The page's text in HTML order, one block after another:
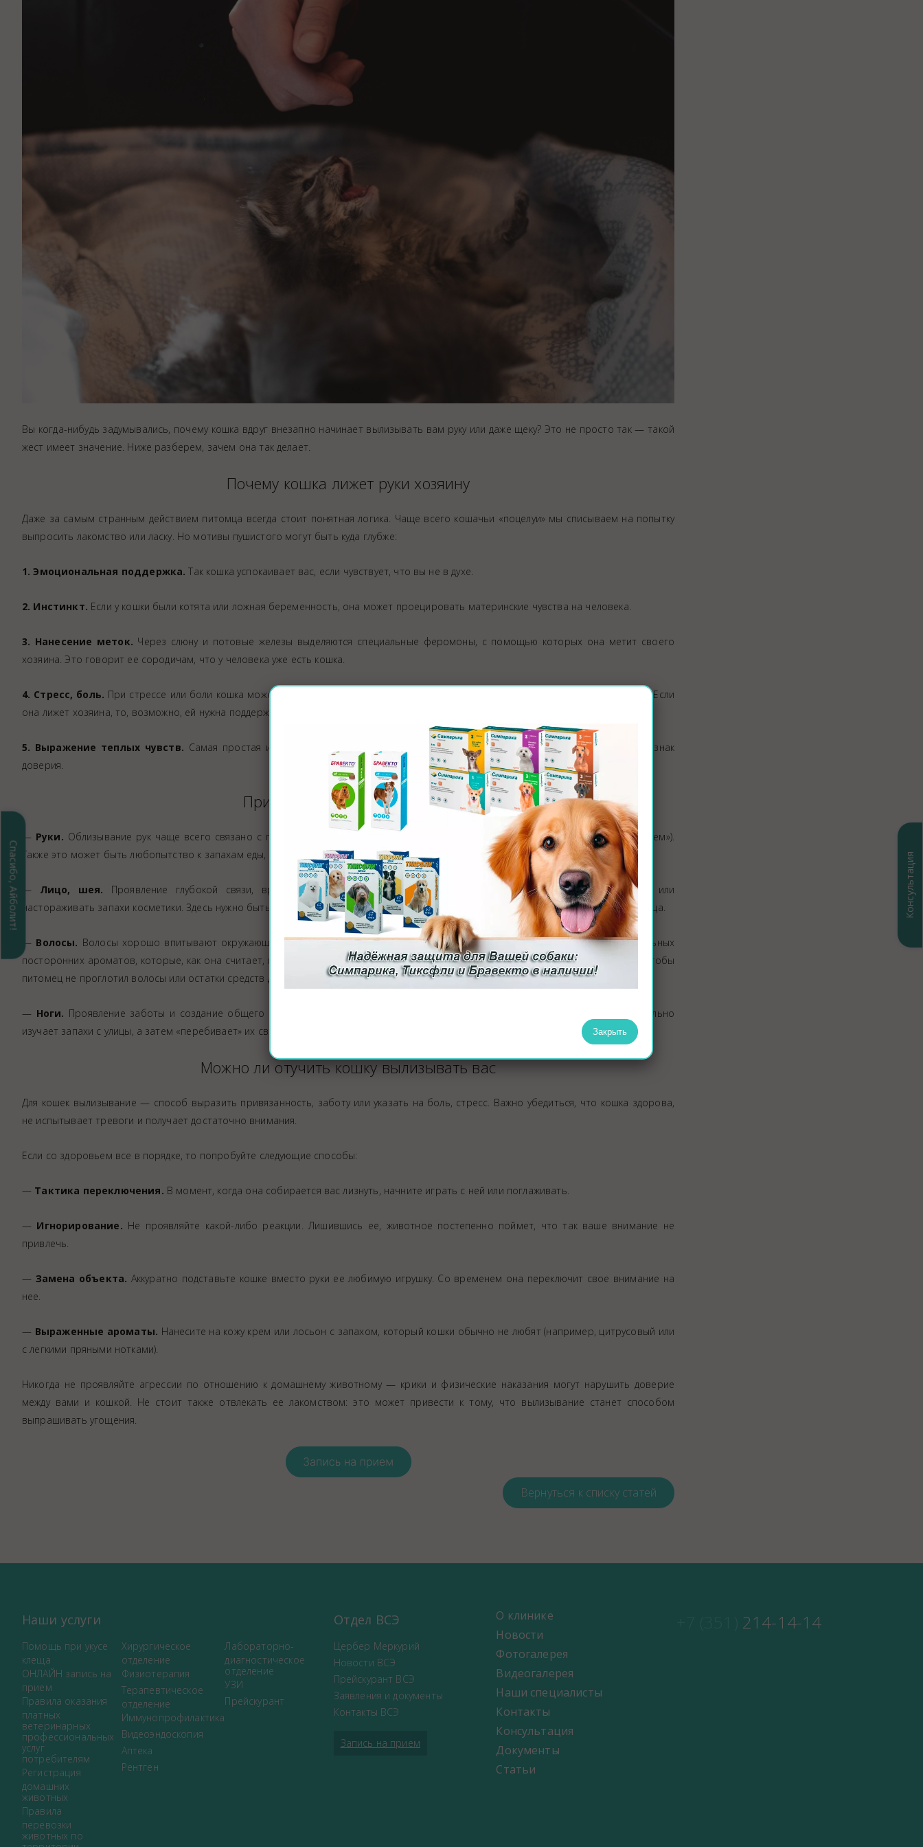
Спасибо, Айболит! Консультация
Чипирование - электронная идентификация животных
Помощь при укусе клеща
Вы когда-нибудь задумывались, почему кошка вдруг внезапно начинает вылизывать вам руку или даже щеку? Это не просто так — такой
жест имеет значение. Ниже разберем, зачем она так делает.
Почему кошка лижет руки хозяину
Даже за самым странным действием питомца всегда стоит понятная логика. Чаще всего кошачьи «поцелуи» мы списываем на попытку
выпросить лакомство или ласку. Но мотивы пушистого могут быть куда глубже:
1. Эмоциональная поддержка. Так кошка успокаивает вас, если чувствует, что вы не в духе.
2. Инстинкт. Если у кошки были котята или ложная беременность, она может проецировать материнские чувства на человека.
3. Нанесение меток. Через слюну и потовые железы выделяются специальные феромоны, с помощью которых она метит своего
хозяина. Это говорит ее сородичам, что у человека уже есть кошка.
4. Стресс, боль. При стрессе или боли кошка может активно вылизывать свою шерсть – так она переключается и успокаивается. Если
она лижет хозяина, то, возможно, ей нужна поддержка и помощь. В таком случае рекомендуется
5. Выражение теплых чувств. Самая простая и частая причина — просто любит. Вылизывание — ее лучший комплимент и знак
доверия.
Причины по зонам внимания
— Руки. Облизывание рук чаще всего связано с привязанностью и нехваткой внимания (сопровождается мурлыканьем, «боданием»).
Также это может быть любопытство к запахам еды, которые остаются на коже после готовки или приема пищи.
— Лицо, шея. Проявление глубокой связи, врожденного инстинкта ухода за котятами. Также кошку могут привлекать или
настораживать запахи косметики. Здесь нужно быть осторожным, поскольку ее компоненты могут быть опасны для здоровья питомца.
— Волосы. Волосы хорошо впитывают окружающие запахи. Кошка может инстинктивно пытаться «очистить» ваш запах от сильных
посторонних ароматов, которые, как она считает, могут привлечь нежелательное внимание. Однако стоит мягко пресекать это, чтобы
питомец не проглотил волосы или остатки средств для укладки.
— Ноги. Проявление заботы и создание общего запаха, который дает кошке чувство безопасности. Кроме того, она внимательно
изучает запахи с улицы, а затем «перебивает» их своим.
Можно ли отучить кошку вылизывать вас
Для кошек вылизывание — способ выразить привязанность, заботу или указать на боль, стресс. Важно убедиться, что кошка здорова,
не испытывает тревоги и получает достаточно внимания.
Если со здоровьем все в порядке, то попробуйте следующие способы:
— Тактика переключения. В момент, когда она собирается вас лизнуть, начните играть с ней или поглаживать.
— Игнорирование. Не проявляйте какой-либо реакции. Лишившись ее, животное постепенно поймет, что так ваше внимание не
привлечь.
— Замена объекта. Аккуратно подставьте кошке вместо руки ее любимую игрушку. Со временем она переключит свое внимание на
нее.
— Выраженные ароматы. Нанесите на кожу крем или лосьон с запахом, который кошки обычно не любят (например, цитрусовый или
с легкими пряными нотками).
Никогда не проявляйте агрессии по отношению к домашнему животному — крики и физические наказания могут нарушить доверие
между вами и кошкой. Не стоит также отвлекать ее лакомством: это может привести к тому, что вылизывание станет способом
выпрашивать угощения.
Вернуться к списку статей
Наши услуги
Помощь при укусе
клеща
ОНЛАЙН запись на
прием
Правила оказания
платных
ветеринарных
профессиональных
услуг
потребителям
Регистрация
домашних
животных
Правила
перевозки
животных по
Хирургическое
отделение
Физиотерапия
Терапевтическое
отделение
Иммунопрофилактика
Видеоэндоскопия
Аптека
Рентген
Лабораторно-
диагностическое
отделение
УЗИ
Прейскурант
Отдел ВСЭ
Цербер Меркурий
Новости ВСЭ
Прейскурант ВСЭ
Заявления и документы
Контакты ВСЭ
Запись на прием
О клинике
Новости
Фотогалерея
Видеогалерея
Наши специалисты
Контакты
Консультация
Документы
Статьи
214-14-14
Закрыть